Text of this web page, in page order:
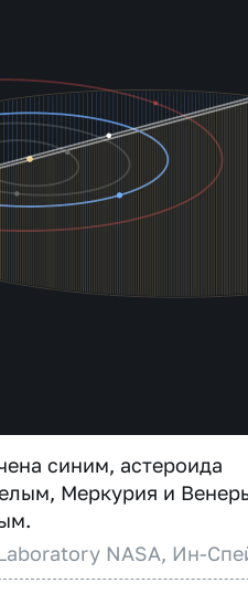
синим, астероида
Меркурия и
NASA, Ин-